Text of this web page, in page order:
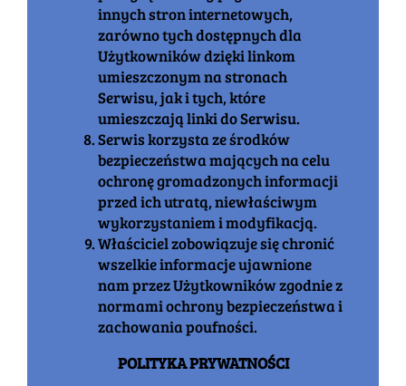
innych stron internetowych,
zarówno tych dostępnych dla
Użytkowników dzięki linkom
umieszczonym na stronach
Serwisu, jak i tych, które
umieszczają linki do Serwisu.
Serwis korzysta ze środków
bezpieczeństwa mających na celu
ochronę gromadzonych informacji
przed ich utratą, niewłaściwym
wykorzystaniem i modyfikacją.
Właściciel zobowiązuje się chronić
wszelkie informacje ujawnione
nam przez Użytkowników zgodnie z
normami ochrony bezpieczeństwa i
zachowania poufności.
POLITYKA PRYWATNOŚCI